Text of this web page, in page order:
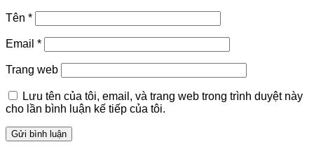
Tên *
Email *
Trang web
Lưu tên của tôi, email, và trang web trong trình duyệt này
cho lần bình luận kế tiếp của tôi.